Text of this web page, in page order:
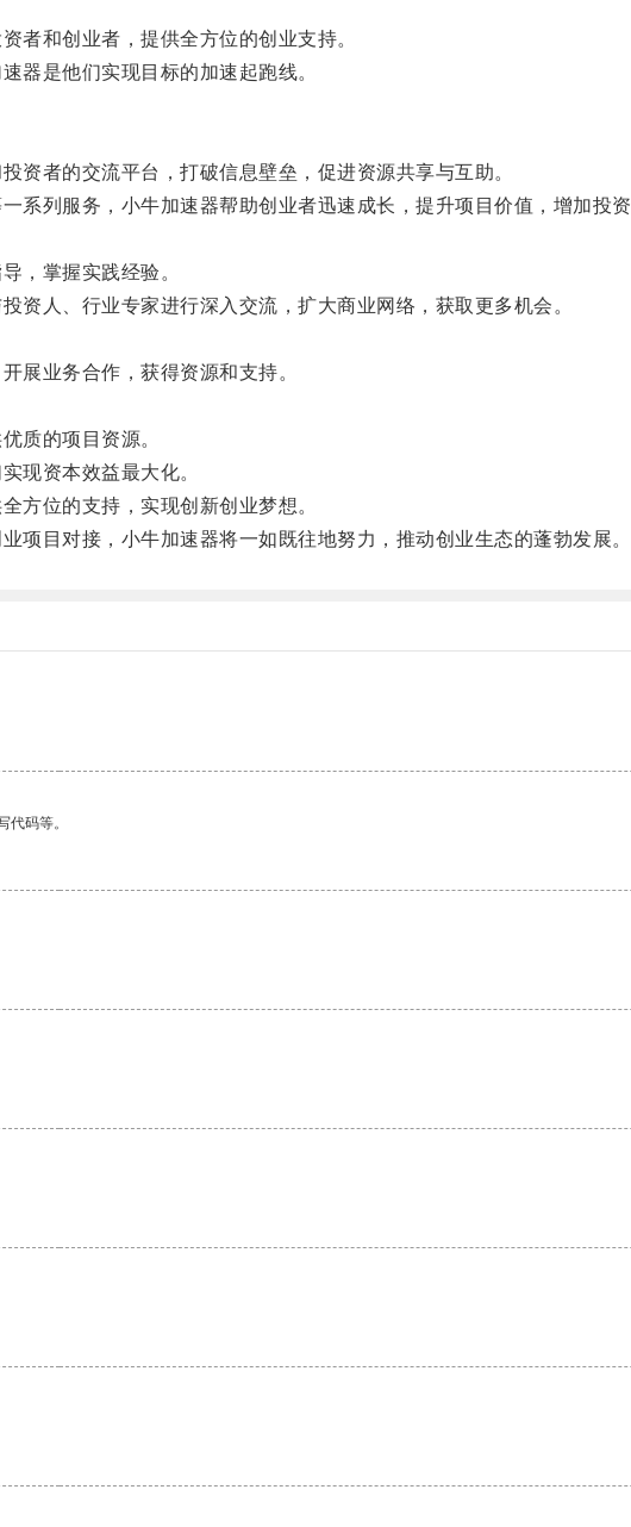
和创业者，提供全方位的创业支持。
是他们实现目标的加速起跑线。
者的交流平台，打破信息壁垒，促进资源共享与互助。
列服务，小牛加速器帮助创业者迅速成长，提升项目价值，增加投资
，掌握实践经验。
人、行业专家进行深入交流，扩大商业网络，获取更多机会。
业务合作，获得资源和支持。
质的项目资源。
现资本效益最大化。
位的支持，实现创新创业梦想。
目对接，小牛加速器将一如既往地努力，推动创业生态的蓬勃发展。
码等。